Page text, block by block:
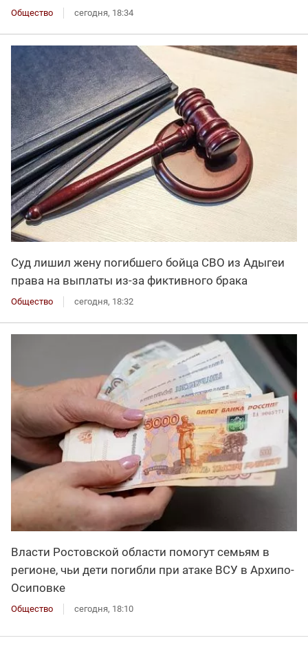
Общество сегодня, 18:34
Суд лишил жену погибшего бойца СВО из Адыгеи
права на выплаты из-за фиктивного брака
Общество сегодня, 18:32
Власти Ростовской области помогут семьям в
регионе, чьи дети погибли при атаке ВСУ в Архипо-
Осиповке
Общество сегодня, 18:10